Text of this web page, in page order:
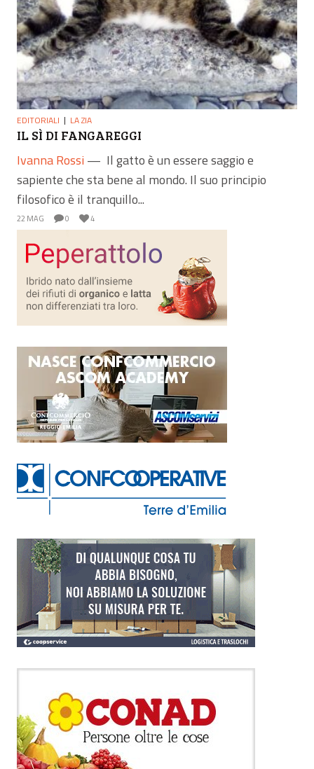
EDITORIALI LA ZIA
IL SÌ DI FANGAREGGI
Ivanna Rossi — Il gatto è un essere saggio e
sapiente che sta bene al mondo. Il suo principio
filosofico è il tranquillo...
22 MAG 0 4